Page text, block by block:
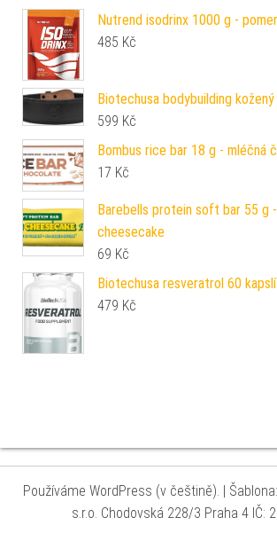
Nutrend isodrinx 1000 g -
485 Kč
Biotechusa bodybuilding
599 Kč
Bombus rice bar 18 g - mléčná
17 Kč
Barebells protein soft bar 55 g
cheesecake
69 Kč
Biotechusa resveratrol 60 kapslí
479 Kč
Používáme WordPress (v češtině). |
s.r.o. Chodovská 228/3 Praha 4 IČ: